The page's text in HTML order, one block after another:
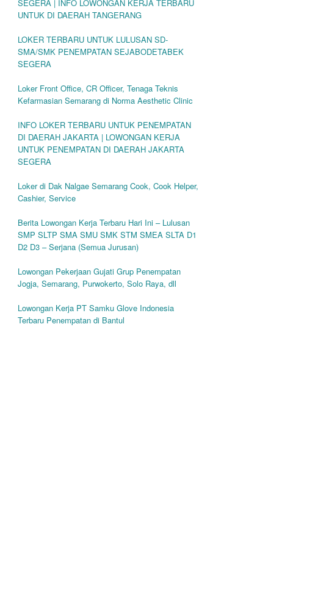
SEGERA | INFO LOWONGAN KERJA TERBARU
UNTUK DI DAERAH TANGERANG
LOKER TERBARU UNTUK LULUSAN SD-
SMA/SMK PENEMPATAN SEJABODETABEK
SEGERA
Loker Front Office, CR Officer, Tenaga Teknis
Kefarmasian Semarang di Norma Aesthetic Clinic
INFO LOKER TERBARU UNTUK PENEMPATAN
DI DAERAH JAKARTA | LOWONGAN KERJA
UNTUK PENEMPATAN DI DAERAH JAKARTA
SEGERA
Loker di Dak Nalgae Semarang Cook, Cook Helper,
Cashier, Service
Berita Lowongan Kerja Terbaru Hari Ini – Lulusan
SMP SLTP SMA SMU SMK STM SMEA SLTA D1
D2 D3 – Serjana (Semua Jurusan)
Lowongan Pekerjaan Gujati Grup Penempatan
Jogja, Semarang, Purwokerto, Solo Raya, dll
Lowongan Kerja PT Samku Glove Indonesia
Terbaru Penempatan di Bantul